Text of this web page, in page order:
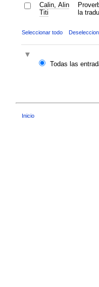
Calin, Alin
Titi
la
Seleccionar todo
Todas las
Inicio